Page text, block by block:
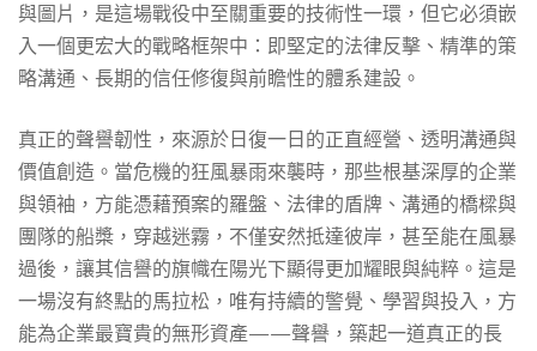
與圖片，是這場戰役中至關重要的技術性一環，但它必須嵌
入一個更宏大的戰略框架中：即堅定的法律反擊、精準的策
略溝通、長期的信任修復與前瞻性的體系建設。
真正的聲譽韌性，來源於日復一日的正直經營、透明溝通與
價值創造。當危機的狂風暴雨來襲時，那些根基深厚的企業
與領袖，方能憑藉預案的羅盤、法律的盾牌、溝通的橋樑與
團隊的船槳，穿越迷霧，不僅安然抵達彼岸，甚至能在風暴
過後，讓其信譽的旗幟在陽光下顯得更加耀眼與純粹。這是
一場沒有終點的馬拉松，唯有持續的警覺、學習與投入，方
能為企業最寶貴的無形資產——聲譽，築起一道真正的長